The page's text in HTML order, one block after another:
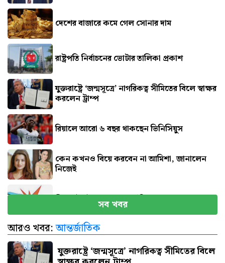
দেশের বাজারে কমে গেল সোনার দাম
রাষ্ট্রপতি নির্বাচনের ভোটার তালিকা প্রকাশ
যুক্তরাষ্ট্রে ‘জন্মসূত্রে’ নাগরিকত্ব সীমিতের বিলে স্বাক্ষর
করলেন ট্রাম্প
রিয়ালে আরো ৬ বছর থাকছেন ভিনিসিয়ুস
কেন কখনও বিয়ে করবেন না আমিশা, জানালেন
নিজেই
সিলেটে দুই বাসের সংঘর্ষে নিহত ৮
বগুড়ায় বাসচাপায় প্রাণ গেল ৬
সব খবর
আরও খবর:আন্তর্জাতিক
যুক্তরাষ্ট্রে ‘জন্মসূত্রে’ নাগরিকত্ব সীমিতের বিলে